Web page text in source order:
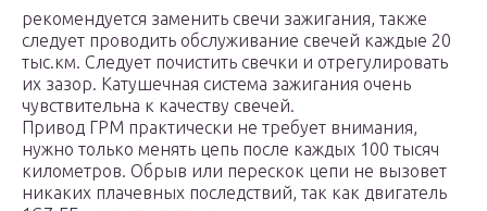
рекомендуется заменить свечи зажигания, также
следует проводить обслуживание свечей каждые 20
тыс.км. Следует почистить свечки и отрегулировать
их зазор. Катушечная система зажигания очень
чувствительна к качеству свечей.
Привод ГРМ практически не требует внимания,
нужно только менять цепь после каждых 100 тысяч
километров. Обрыв или перескок цепи не вызовет
никаких плачевных последствий, так как двигатель